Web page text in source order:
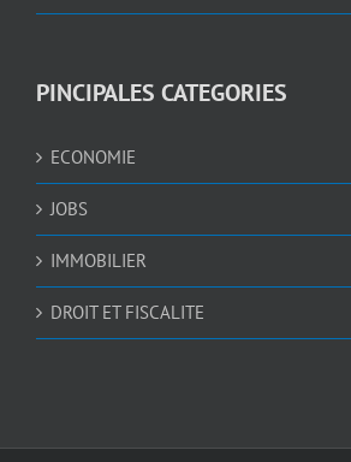
PINCIPALES CATEGORIES
ECONOMIE
JOBS
IMMOBILIER
DROIT ET FISCALITE